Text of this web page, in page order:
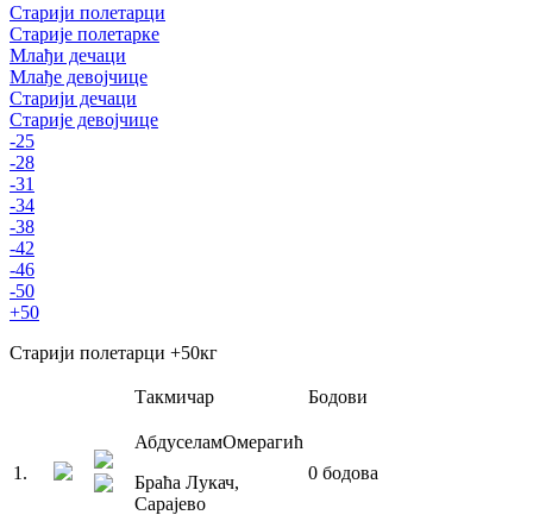
Старији полетарци
Старије полетарке
Млађи дечаци
Млађе девојчице
Старији дечаци
Старије девојчице
-25
-28
-31
-34
-38
-42
-46
-50
+50
Старији полетарци +50кг
Такмичар Бодови
1 .
АбдуселамОмерагић
Браћа Лукач,
Сарајево
0 бодова